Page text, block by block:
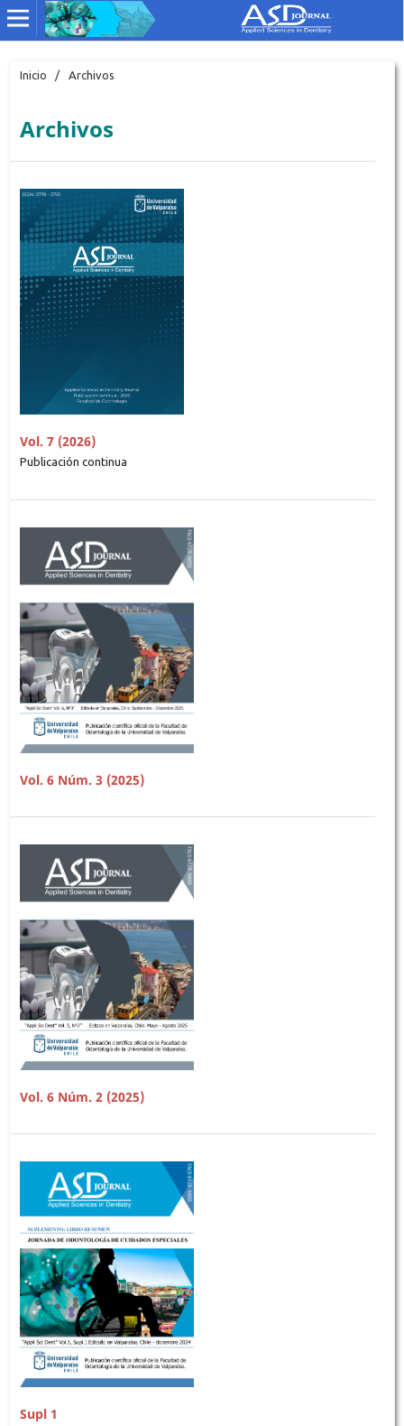
Inicio / Archivos
Archivos
Vol. 7 (2026)
Publicación continua
Vol. 6 Núm. 3 (2025)
Vol. 6 Núm. 2 (2025)
Supl 1